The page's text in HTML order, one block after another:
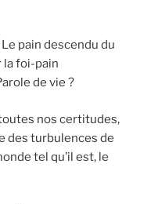
pain descendu du
la foi-pain
de vie ?
nos certitudes,
des turbulences de
tel qu’il est, le